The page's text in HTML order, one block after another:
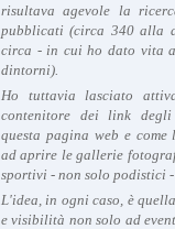
risultava agevole la
pubblicati (circa 340 alla
circa - in cui ho dato vita
dintorni).
Ho tuttavia lasciato
contenitore dei link
questa pagina web e
ad aprire le gallerie
sportivi - non solo podistici
L'idea, in ogni caso, è
e visibilità non solo ad